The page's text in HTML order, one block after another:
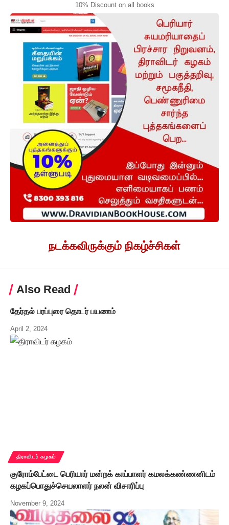
10% Discount on all books
நடக்கவிருக்கும் நிகழ்ச்சிகள்
Also Read
தேர்தல் பரப்புரை தொடர் பயணம்
April 2, 2024
திராவிடர் கழகம்
குரோம்பேட்டை பெரியார் மன்றக் காப்பாளர் கமலக்கண்ணனிடம்
கழகப்பொதுச்செயலாளர் நலன் விசாரிப்பு
November 9, 2024